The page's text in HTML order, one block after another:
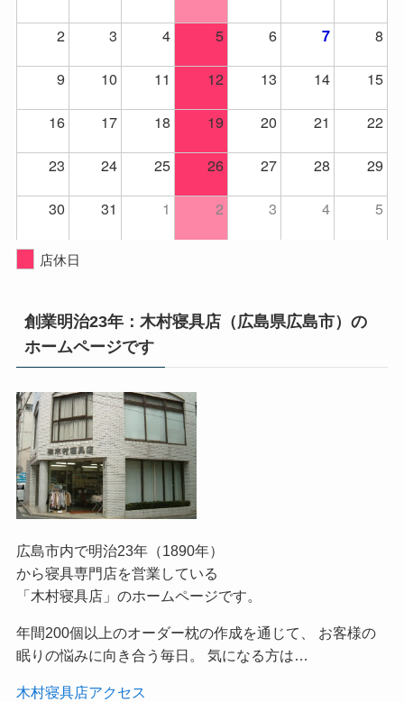
2
3 4 5 6 7
8
9
10 11 12 13 14
15
16
17 18 19 20 21
22
23
24 25 26 27 28
29
30
31 1 2 3 4 5
店休日
創業明治23年：木村寝具店（広島県広島市）の
ホームページです
広島市内で明治23年（1890年）
から寝具専門店を営業している
「木村寝具店」のホームページです。
年間200個以上のオーダー枕の作成を通じて、 お客様の
眠りの悩みに向き合う毎日。 気になる方は…
木村寝具店アクセス